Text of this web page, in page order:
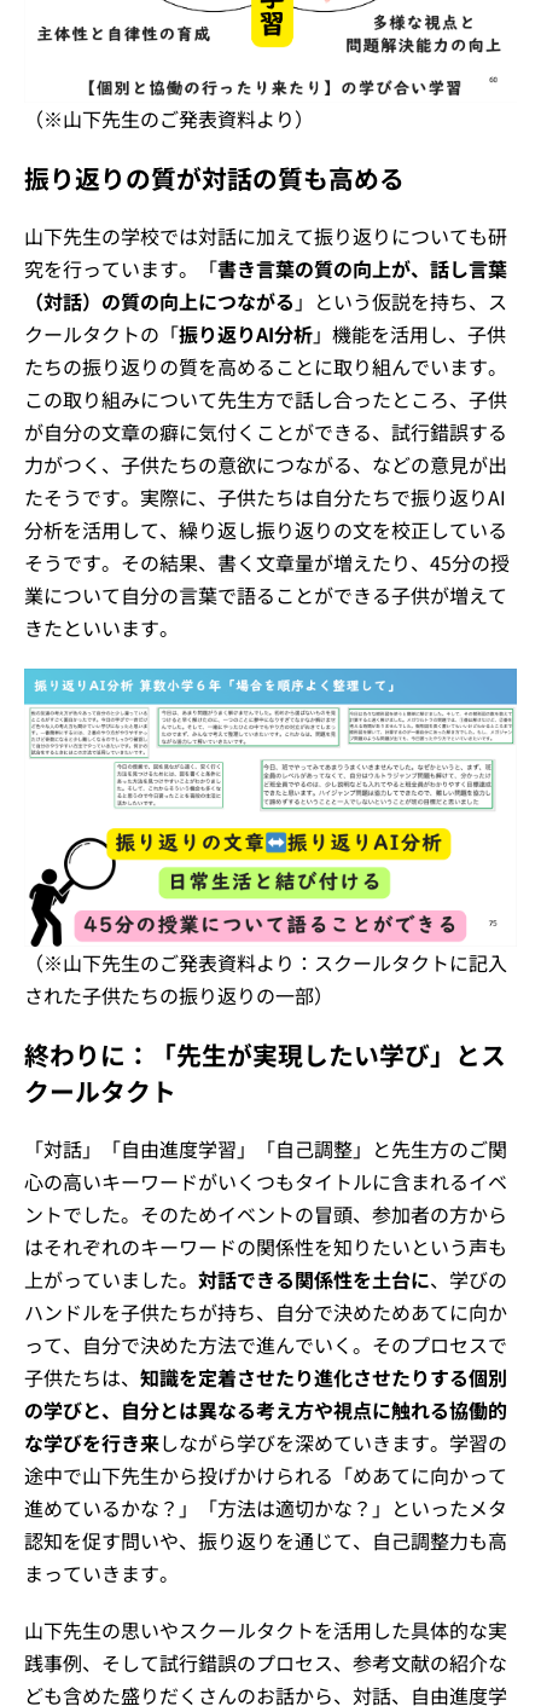
（※山下先生のご発表資料より）
振り返りの質が対話の質も高める
山下先生の学校では対話に加えて振り返りについても研
究を行っています。「書き言葉の質の向上が、話し言葉
（対話）の質の向上につながる 」という仮説を持ち、ス
クールタクトの「振り返りAI分析」機能を活用し、子供
たちの振り返りの質を高めることに取り組んでいます。
この取り組みについて先生方で話し合ったところ、子供
が自分の文章の癖に気付くことができる、試行錯誤する
力がつく、子供たちの意欲につながる、などの意見が出
たそうです。実際に、子供たちは自分たちで振り返りAI
分析を活用して、繰り返し振り返りの文を校正している
そうです。その結果、書く文章量が増えたり、45分の授
業について自分の言葉で語ることができる子供が増えて
きたといいます。
（※山下先生のご発表資料より：スクールタクトに記入
された子供たちの振り返りの一部）
終わりに：「先生が実現したい学び」とス
クールタクト
「対話」「自由進度学習」「自己調整」と先生方のご関
心の高いキーワードがいくつもタイトルに含まれるイベ
ントでした。そのためイベントの冒頭、参加者の方から
はそれぞれのキーワードの関係性を知りたいという声も
上がっていました。 対話できる関係性を土台に、学びの
ハンドルを子供たちが持ち、自分で決めためあてに向か
って、自分で決めた方法で進んでいく。そのプロセスで
子供たちは、 知識を定着させたり進化させたりする個別
の学びと、自分とは異なる考え方や視点に触れる協働的
な学びを行き来しながら学びを深めていきます。学習の
途中で山下先生から投げかけられる「めあてに向かって
進めているかな？」「方法は適切かな？」といったメタ
認知を促す問いや、振り返りを通じて、自己調整力も高
まっていきます。
山下先生の思いやスクールタクトを活用した具体的な実
践事例、そして試行錯誤のプロセス、参考文献の紹介な
ども含めた盛りだくさんのお話から、対話、自由進度学